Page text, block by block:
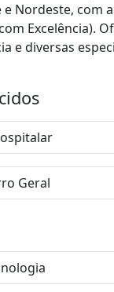
Nordeste, com
Excelência).
e diversas
Geral